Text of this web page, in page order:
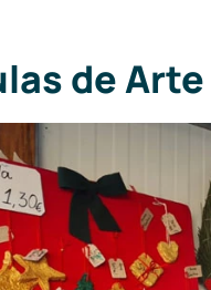
de Arte